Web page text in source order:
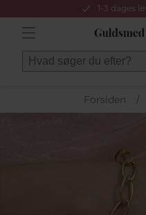
1-3 dages
Forsiden /